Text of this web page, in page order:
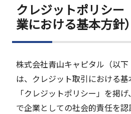
クレジットポリシー
業における基本方針）
株式会社青山キャピタル（以下
は、クレジット取引における
「クレジットポリシー」を掲
で企業としての社会的責任を